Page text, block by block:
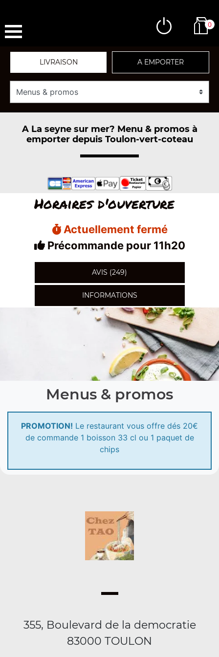
0
LIVRAISON A EMPORTER
A La seyne sur mer? Menu & promos à
emporter depuis Toulon-vert-coteau
Horaires d'ouverture
Actuellement fermé
Précommande pour 11h20
AVIS (249)
INFORMATIONS
Menus & promos
PROMOTION! Le restaurant vous offre dés 20€
de commande 1 boisson 33 cl ou 1 paquet de
chips
355, Boulevard de la democratie
83000 TOULON